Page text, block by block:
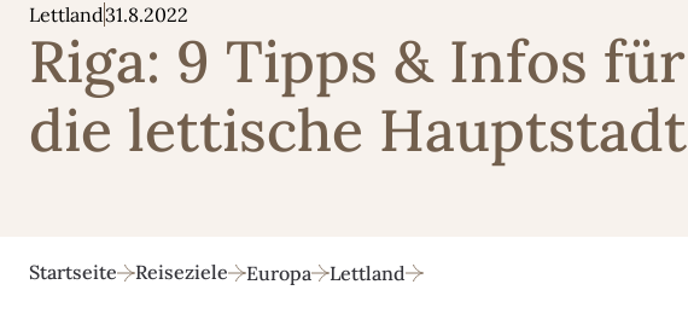
Lettland31.8.2022
Riga: 9 Tipps & Infos für
die lettische Hauptstadt
Startseite Reiseziele Europa Lettland